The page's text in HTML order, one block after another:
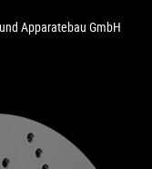
Apparatebau GmbH